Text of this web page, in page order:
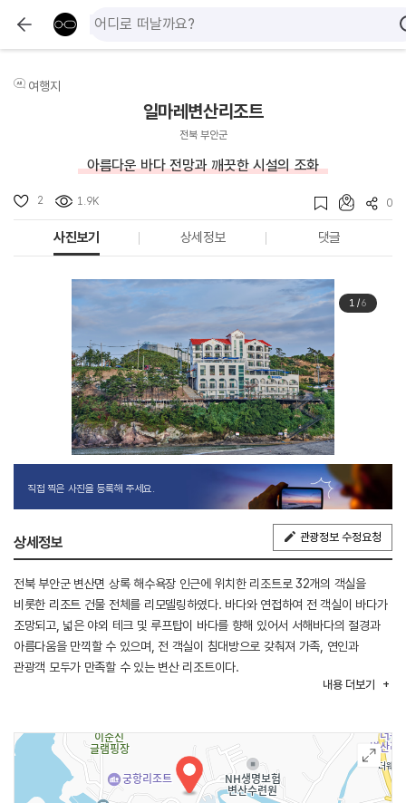
여행지
일마레변산리조트
전북 부안군
아름다운 바다 전망과 깨끗한 시설의 조화
2 1.9K 0
사진보기 상세정보 댓글
1/6
직접 찍은 사진을 등록해 주세요.
상세정보 관광정보 수정요청
전북 부안군 변산면 상록 해수욕장 인근에 위치한 리조트로 32개의 객실을
비롯한 리조트 건물 전체를 리모델링하였다. 바다와 연접하여 전 객실이 바다가
조망되고, 넓은 야외 테크 및 루프탑이 바다를 향해 있어서 서해바다의 절경과
아름다움을 만끽할 수 있으며, 전 객실이 침대방으로 갖춰져 가족, 연인과
관광객 모두가 만족할 수 있는 변산 리조트이다.
내용 더보기